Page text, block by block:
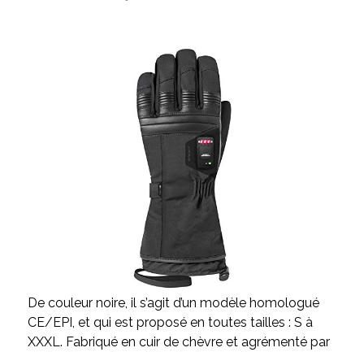
De couleur noire, il s’agit d’un modèle homologué
CE/EPI, et qui est proposé en toutes tailles : S à
XXXL. Fabriqué en cuir de chèvre et agrémenté par